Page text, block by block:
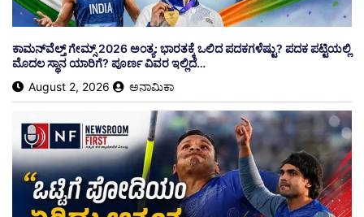
ಕಾಮನ್‌ವೆಲ್ತ್ ಗೇಮ್ಸ್ 2026 ಅಂತ್ಯ: ಭಾರತಕ್ಕೆ ಒಲಿದ ಪದಕಗಳೆಷ್ಟು? ಪದಕ ಪಟ್ಟಿಯಲ್ಲಿ
ಮೊದಲ ಸ್ಥಾನ ಯಾರಿಗೆ? ಪೂರ್ಣ ವಿವರ ಇಲ್ಲಿದೆ…
August 2, 2026
ಅನಾಮಿಕಾ